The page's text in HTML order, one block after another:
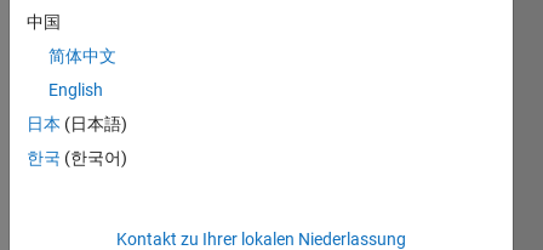
Zitieren
Richard
(2026).
Computational
(https://de.mathworks.com/matlabcentral/fileexchange/21253-
中国
简体中文
English
日本 (日本語)
한국 (한국어)
Kontakt zu Ihrer lokalen Niederlassung